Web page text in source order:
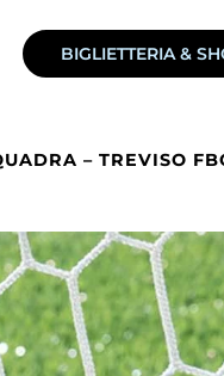
BIGLIETTERIA &
– TREVISO